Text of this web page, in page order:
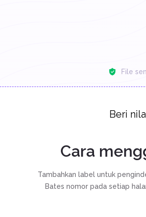
File
Beri
Cara
Tambahkan label untuk
Bates nomor pada setiap